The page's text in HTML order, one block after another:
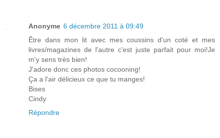
Anonyme 6 décembre 2011 à 09:49
Être dans mon lit avec mes coussins d'un coté et mes
livres/magazines de l'autre c'est juste parfait pour moi!Je
m'y sens très bien!
J'adore donc ces photos cocooning!
Ça a l'air délicieux ce que tu manges!
Bises
Cindy
Répondre